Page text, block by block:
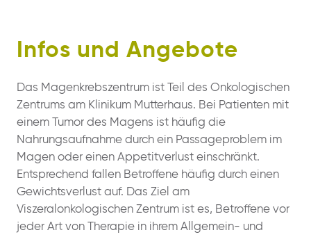
Infos und Angebote
Das Magenkrebszentrum ist Teil des Onkologischen
Zentrums am Klinikum Mutterhaus. Bei Patienten mit
einem Tumor des Magens ist häufig die
Nahrungsaufnahme durch ein Passageproblem im
Magen oder einen Appetitverlust einschränkt.
Entsprechend fallen Betroffene häufig durch einen
Gewichtsverlust auf. Das Ziel am
Viszeralonkologischen Zentrum ist es, Betroffene vor
jeder Art von Therapie in ihrem Allgemein- und